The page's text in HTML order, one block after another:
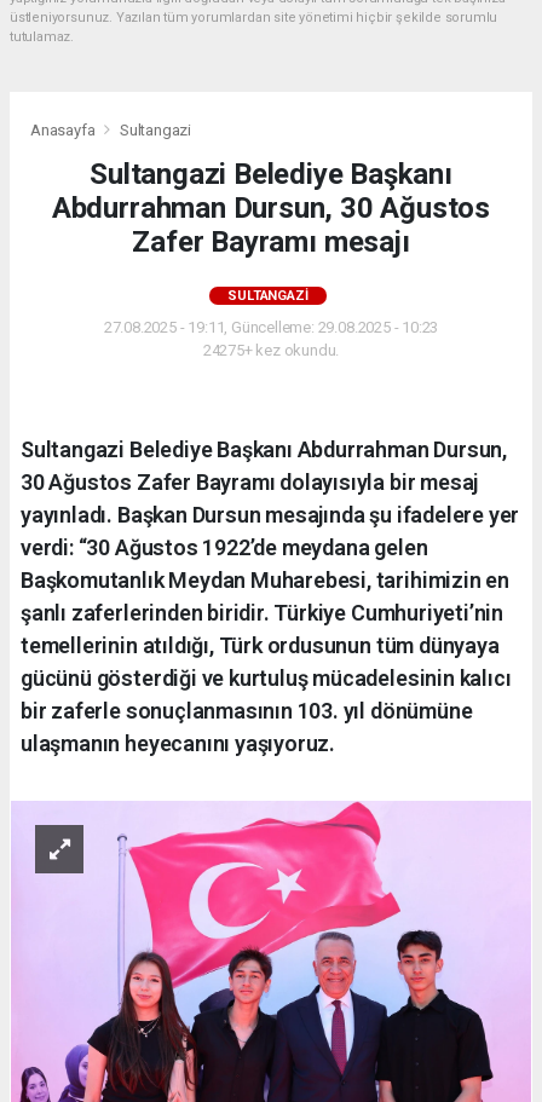
üstleniyorsunuz. Yazılan tüm yorumlardan site yönetimi hiçbir şekilde sorumlu
tutulamaz.
Anasayfa Sultangazi
Sultangazi Belediye Başkanı
Abdurrahman Dursun, 30 Ağustos
Zafer Bayramı mesajı
SULTANGAZI
27.08.2025 - 19:11, Güncelleme: 29.08.2025 - 10:23
24275+ kez okundu.
Sultangazi Belediye Başkanı Abdurrahman Dursun,
30 Ağustos Zafer Bayramı dolayısıyla bir mesaj
yayınladı. Başkan Dursun mesajında şu ifadelere yer
verdi: “30 Ağustos 1922’de meydana gelen
Başkomutanlık Meydan Muharebesi, tarihimizin en
şanlı zaferlerinden biridir. Türkiye Cumhuriyeti’nin
temellerinin atıldığı, Türk ordusunun tüm dünyaya
gücünü gösterdiği ve kurtuluş mücadelesinin kalıcı
bir zaferle sonuçlanmasının 103. yıl dönümüne
ulaşmanın heyecanını yaşıyoruz.